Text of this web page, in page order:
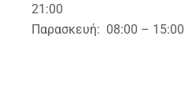
21:00
Παρασκευή: 08:00 – 15:00